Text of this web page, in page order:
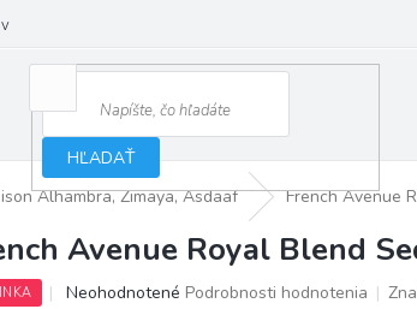
HĽADAŤ
Alhambra, Zimaya, Asdaaf French Avenue
Avenue Royal Blend
Priemerné
Neohodnotené Podrobnosti hodnotenia